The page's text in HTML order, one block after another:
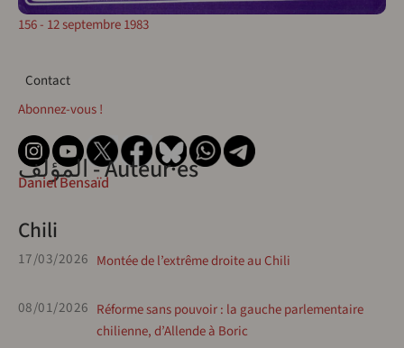
156 - 12 septembre 1983
Contact
Contact
Abonnez-vous !
المؤلف - Auteur·esDaniel Bensaïd
Chili
17/03/2026 Montée de l’extrême droite au Chili
08/01/2026 Réforme sans pouvoir : la gauche parlementaire
chilienne, d’Allende à Boric